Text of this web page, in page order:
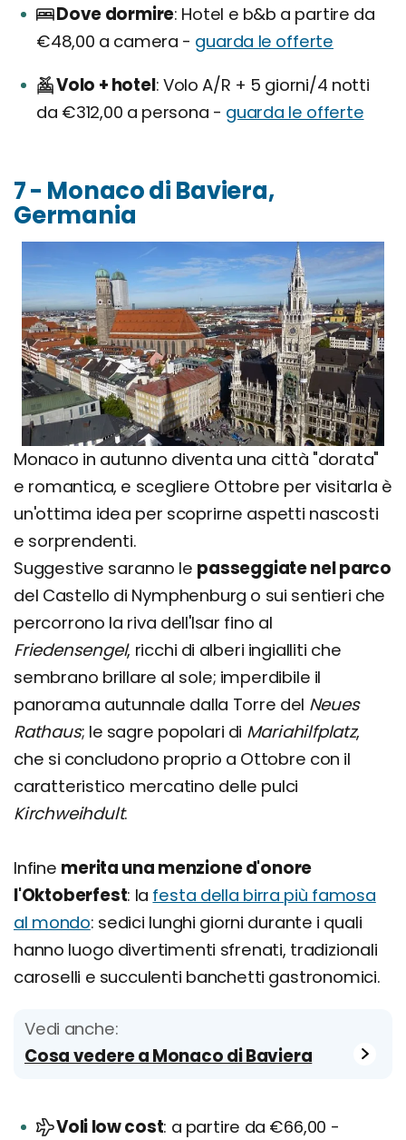
Dove dormire Hotel e b&b a partire da
€48,00 a camera - guarda le offerte
Volo + hotel Volo A/R + 5 giorni/4 notti
da €312,00 a persona - guarda le offerte
7 - Monaco di Baviera,
Germania
Monaco in autunno diventa una città "dorata"
e romantica, e scegliere Ottobre per visitarla è
un'ottima idea per scoprirne aspetti nascosti
e sorprendenti.
Suggestive saranno le passeggiate nel parco
del Castello di Nymphenburg o sui sentieri che
percorrono la riva dell'Isar fino al
Friedensengel, ricchi di alberi ingialliti che
sembrano brillare al sole; imperdibile il
panorama autunnale dalla Torre del Neues
Rathaus; le sagre popolari di Mariahilfplatz,
che si concludono proprio a Ottobre con il
caratteristico mercatino delle pulci
Kirchweihdult.
Infine merita una menzione d'onore
l'Oktoberfest: la festa della birra più famosa
al mondo: sedici lunghi giorni durante i quali
hanno luogo divertimenti sfrenati, tradizionali
caroselli e succulenti banchetti gastronomici.
Vedi anche:
Cosa vedere a Monaco di Baviera
Voli low cost a partire da €66,00 -